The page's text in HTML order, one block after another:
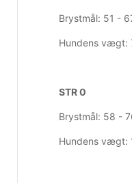
Brystmål: 51 -
Hundens vægt:
STR 0
Brystmål: 58 -
Hundens vægt: